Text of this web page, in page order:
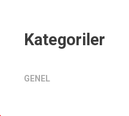
Kategoriler
GENEL